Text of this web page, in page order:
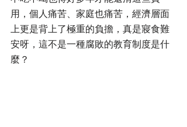
用，個人痛苦、家庭也痛苦，經濟層面
上更是背上了極重的負擔，真是寢食難
安呀，這不是一種腐敗的教育制度是什
麼？